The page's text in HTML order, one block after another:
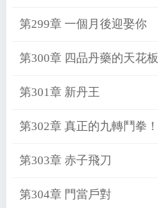
第299章 一個月後迎娶你
第300章 四品丹藥的天花板
第301章 新丹王
第302章 真正的九轉鬥拳！
第303章 赤子飛刀
第304章 門當戶對